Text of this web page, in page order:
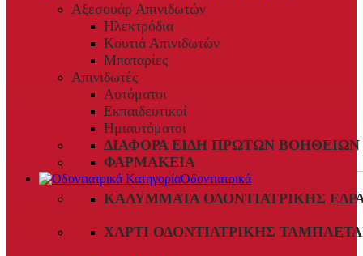
Αξεσουάρ Απινιδωτών
Ηλεκτρόδια
Κουτιά Απινιδωτών
Μπαταρίες
Απινιδωτές
Αυτόματοι
Εκπαιδευτικοί
Ημιαυτόματοι
ΔΙΆΦΟΡΑ ΕΊΔΗ ΠΡΏΤΩΝ ΒΟΗΘΕΙΏΝ
ΦΑΡΜΑΚΕΊΑ
Οδοντιατρικά
ΚΑΛΎΜΜΑΤΑ ΟΔΟΝΤΙΑΤΡΙΚΉΣ
ΧΑΡΤΊ ΟΔΟΝΤΙΑΤΡΙΚΉΣ